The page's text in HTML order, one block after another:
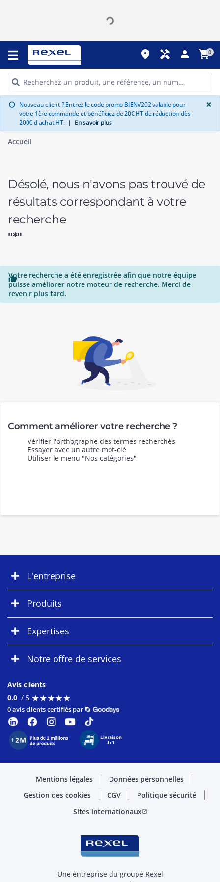
place handyman person shopping_cart0
info Nouveau client ? Entrez le code promo BIENV202 valable pour
votre 1ère commande et bénéficiez de 20€ HT de réduction dès
200€ d'achat HT. | En savoir plus
×
Accueil
Désolé, nous n'avons pas trouvé de
résultats correspondant à votre
recherche
"*"

Votre recherche a été enregistrée afin que notre équipe
puisse améliorer notre moteur de recherche. Merci de
revenir plus tard.
Comment améliorer votre recherche ?
Vérifier l'orthographe des termes recherchés
Essayer avec un autre mot-clé
Utiliser le menu "Nos catégories"
L'entreprise
Produits
Expertises
Notre offre de services
Avis clients
0.0 / 5 ★★★★★
★★★★★
0 avis clients certifiés par
Mentions légales
Données personnelles
Gestion des cookies
CGV
Politique sécurité
Sites internationauxopen_in_new
Une entreprise du groupe Rexel